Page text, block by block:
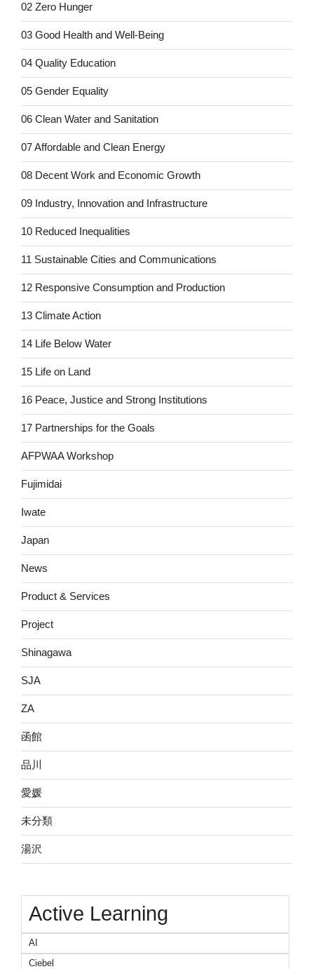
02 Zero Hunger
03 Good Health and Well-Being
04 Quality Education
05 Gender Equality
06 Clean Water and Sanitation
07 Affordable and Clean Energy
08 Decent Work and Economic Growth
09 Industry, Innovation and Infrastructure
10 Reduced Inequalities
11 Sustainable Cities and Communications
12 Responsive Consumption and Production
13 Climate Action
14 Life Below Water
15 Life on Land
16 Peace, Justice and Strong Institutions
17 Partnerships for the Goals
AFPWAA Workshop
Fujimidai
Iwate
Japan
News
Product & Services
Project
Shinagawa
SJA
ZA
函館
品川
愛媛
未分類
湯沢
Active Learning
AI
Ciebel